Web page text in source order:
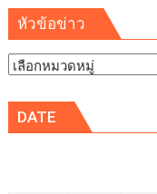
หัวข้อข่าว
หัวข้อ
DATE